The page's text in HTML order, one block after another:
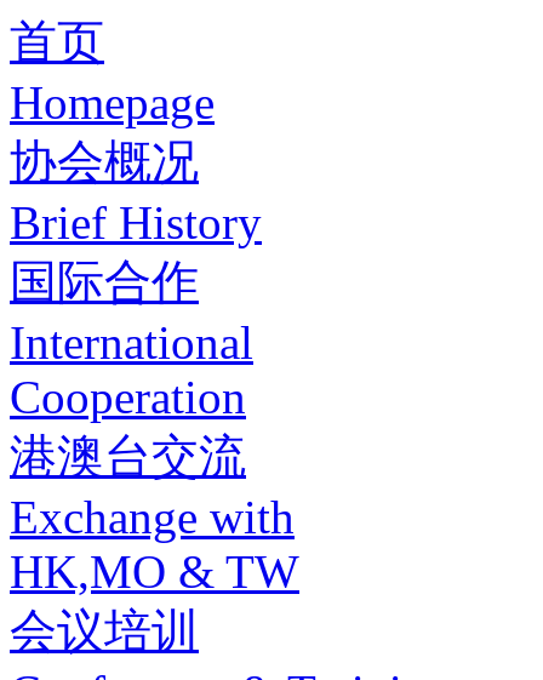
首页
Homepage
协会概况
Brief History
国际合作
International
Cooperation
港澳台交流
Exchange with
HK,MO & TW
会议培训